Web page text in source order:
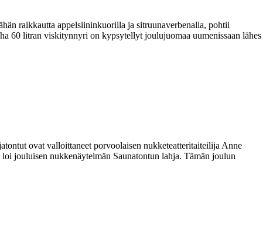
raikkautta appelsiininkuorilla ja sitruunaverbenalla, pohtii
60 litran viskitynnyri on kypsytellyt joulujuomaa uumenissaan lähes
ovat valloittaneet porvoolaisen nukketeatteritaiteilija Anne
jouluisen nukkenäytelmän Saunatontun lahja. Tämän joulun